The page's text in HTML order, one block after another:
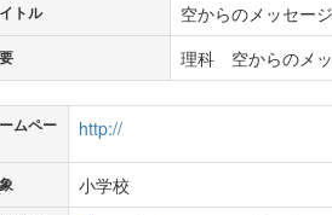
トル 空からのメッセージ
理科 空からのメ
ムペー
http://
小学校